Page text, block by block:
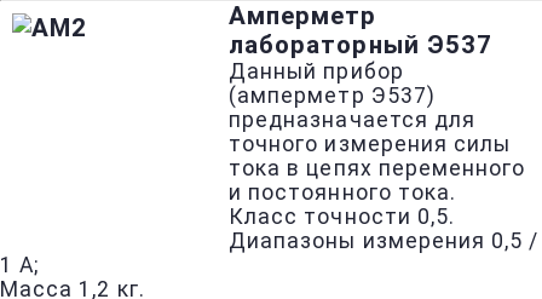
Амперметр
лабораторный Э537
Данный прибор
(амперметр Э537)
предназначается для
точного измерения силы
тока в цепях переменного
и постоянного тока.
Класс точности 0,5.
Диапазоны измерения 0,5 /
1 A;
Масса 1,2 кг.